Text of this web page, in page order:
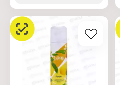
Состав: вода,
углеводородный
пропеллент 15-30%,
отдушка <5%, НПАВ
<5%, консерванты
Объем: 300 мл